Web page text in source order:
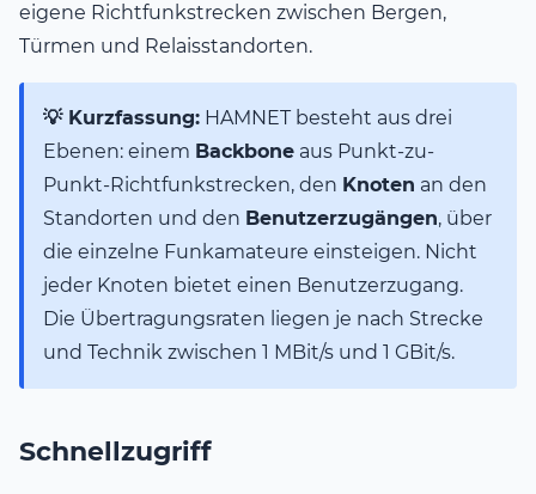
eigene Richtfunkstrecken zwischen Bergen,
Türmen und Relaisstandorten.
💡 Kurzfassung: HAMNET besteht aus drei
Ebenen: einem Backbone aus Punkt-zu-
Punkt-Richtfunkstrecken, den Knoten an den
Standorten und den Benutzerzugängen, über
die einzelne Funkamateure einsteigen. Nicht
jeder Knoten bietet einen Benutzerzugang.
Die Übertragungsraten liegen je nach Strecke
und Technik zwischen 1 MBit/s und 1 GBit/s.
Schnellzugriff